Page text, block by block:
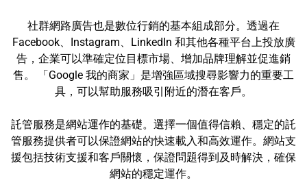
社群網路廣告也是數位行銷的基本組成部分。透過在
Facebook、Instagram、LinkedIn 和其他各種平台上投放廣
告，企業可以準確定位目標市場、增加品牌理解並促進銷
售。 「Google 我的商家」是增強區域搜尋影響力的重要工
具，可以幫助服務吸引附近的潛在客戶。
託管服務是網站運作的基礎。選擇一個值得信賴、穩定的託
管服務提供者可以保證網站的快速載入和高效運作。網站支
援包括技術支援和客戶關懷，保證問題得到及時解決，確保
網站的穩定運作。